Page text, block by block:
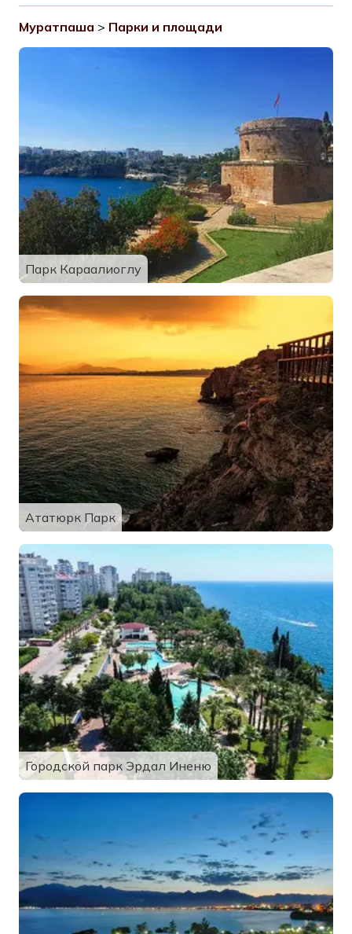
Муратпаша > Парки и площади
Парк Караалиоглу
Ататюрк Парк
Городской парк Эрдал Иненю